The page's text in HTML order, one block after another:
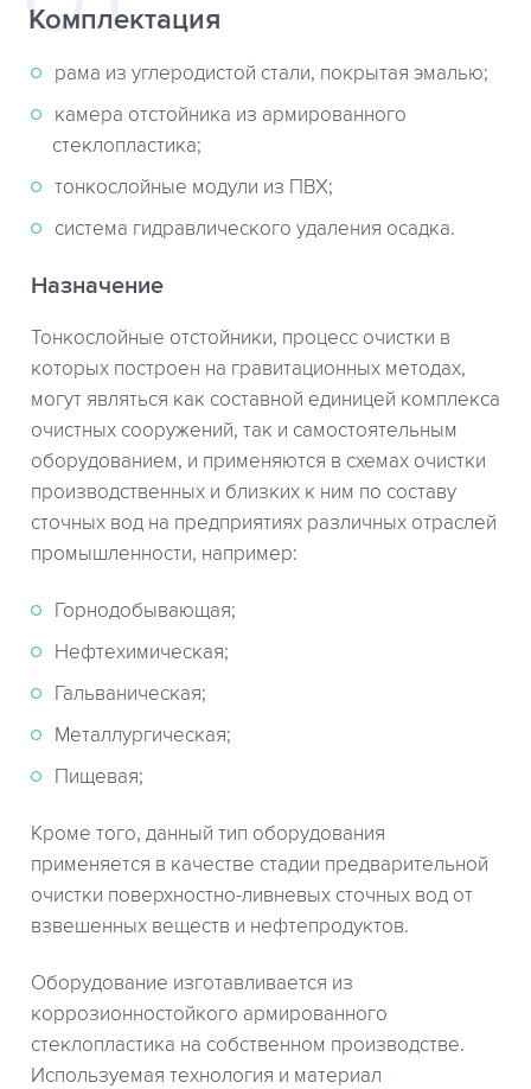
Комплектация
рама из углеродистой стали, покрытая эмалью;
камера отстойника из армированного
стеклопластика;
тонкослойные модули из ПВХ;
система гидравлического удаления осадка.
Назначение
Тонкослойные отстойники, процесс очистки в
которых построен на гравитационных методах,
могут являться как составной единицей комплекса
очистных сооружений, так и самостоятельным
оборудованием, и применяются в схемах очистки
производственных и близких к ним по составу
сточных вод на предприятиях различных отраслей
промышленности, например:
Горнодобывающая;
Нефтехимическая;
Гальваническая;
Металлургическая;
Пищевая;
Кроме того, данный тип оборудования
применяется в качестве стадии предварительной
очистки поверхностно-ливневых сточных вод от
взвешенных веществ и нефтепродуктов.
Оборудование изготавливается из
коррозионностойкого армированного
стеклопластика на собственном производстве.
Используемая технология и материал